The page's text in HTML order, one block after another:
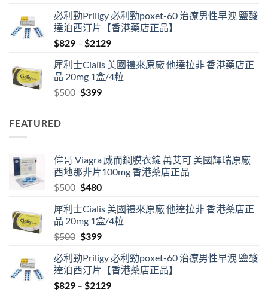
was:
$500.
is:
$480.
必利勁Priligy 必利勁poxet-60 治療男性早洩 鹽酸
達泊西汀片【香港藥店正品】
$829 – $2129Price
$829
through
犀利士Cialis 美國禮來原廠 他達拉非 香港藥店正
品 20mg 1盒/4粒
$500 Original
$399Current
FEATURED
偉哥 Viagra 威而鋼膜衣錠 萬艾可 美國輝瑞原廠
西地那非片100mg 香港藥店正品
$500 Original
was:
$500.
$480Current
is:
$480.
犀利士Cialis 美國禮來原廠 他達拉非 香港藥店正
品 20mg 1盒/4粒
$500 Original
was:
$500.
$399Current
is:
$399.
必利勁Priligy 必利勁poxet-60 治療男性早洩 鹽酸
達泊西汀片【香港藥店正品】
$829 – $2129Price